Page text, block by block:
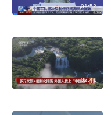
01:52
02:41